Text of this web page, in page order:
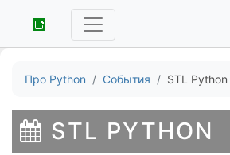
Про Python События STL Python
STL PYTHON